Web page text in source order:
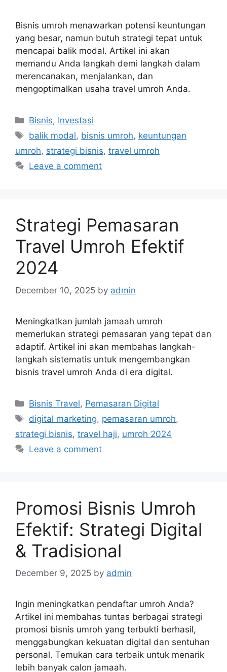
Bisnis umroh menawarkan potensi keuntungan
yang besar, namun butuh strategi tepat untuk
mencapai balik modal. Artikel ini akan
memandu Anda langkah demi langkah dalam
merencanakan, menjalankan, dan
mengoptimalkan usaha travel umroh Anda.
Categories
Bisnis, Investasi
Tags
balik modal, bisnis umroh, keuntungan
umroh, strategi bisnis, travel umroh
Leave a comment
Strategi Pemasaran
Travel Umroh Efektif
2024
December 10, 2025 by admin
Meningkatkan jumlah jamaah umroh
memerlukan strategi pemasaran yang tepat dan
adaptif. Artikel ini akan membahas langkah-
langkah sistematis untuk mengembangkan
bisnis travel umroh Anda di era digital.
Categories
Bisnis Travel, Pemasaran Digital
Tags
digital marketing, pemasaran umroh,
strategi bisnis, travel haji, umroh 2024
Leave a comment
Promosi Bisnis Umroh
Efektif: Strategi Digital
& Tradisional
December 9, 2025 by admin
Ingin meningkatkan pendaftar umroh Anda?
Artikel ini membahas tuntas berbagai strategi
promosi bisnis umroh yang terbukti berhasil,
menggabungkan kekuatan digital dan sentuhan
personal. Temukan cara terbaik untuk menarik
lebih banyak calon jamaah.